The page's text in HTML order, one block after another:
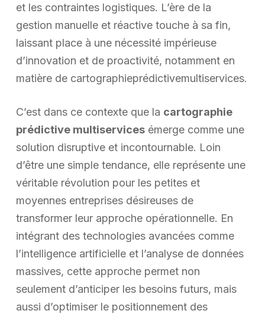
et les contraintes logistiques. L’ère de la
gestion manuelle et réactive touche à sa fin,
laissant place à une nécessité impérieuse
d’innovation et de proactivité, notamment en
matière de cartographieprédictivemultiservices.
C’est dans ce contexte que la cartographie
prédictive multiservicesémerge comme une
solution disruptive et incontournable. Loin
d’être une simple tendance, elle représente une
véritable révolution pour les petites et
moyennes entreprises désireuses de
transformer leur approche opérationnelle. En
intégrant des technologies avancées comme
l’intelligence artificielle et l’analyse de données
massives, cette approche permet non
seulement d’anticiper les besoins futurs, mais
aussi d’optimiser le positionnement des